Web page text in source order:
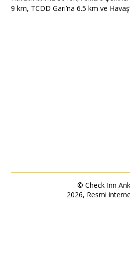
9 km, TCDD Garı’na 6.5 km ve
© Check Inn
2026, Resmi